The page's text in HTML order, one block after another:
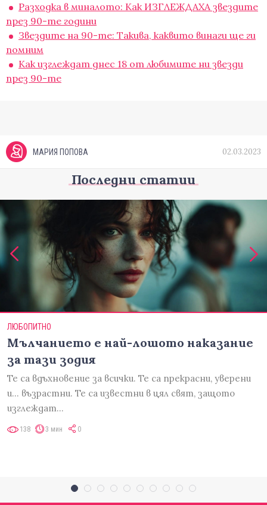
Разходка в миналото: Как ИЗГЛЕЖДАХА звездите
през 90-те години
Звездите на 90-те: Такива, каквито винаги ще ги
помним
Как изглеждат днес 18 от любимите ни звезди
през 90-те
МАРИЯ ПОПОВА 02.03.2023
Последни статии
ЛЮБОПИТНО
Мълчанието е най-лошото наказание
за тази зодия
Те са вдъхновение за всички. Те са прекрасни, уверени
и... възрастни. Те са известни в цял свят, защото
изглеждат…
138 3 мин 0